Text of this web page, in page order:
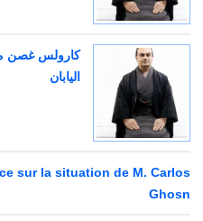
كارولس غصن
اليابان
sur la situation de M. Carlos
Ghosn